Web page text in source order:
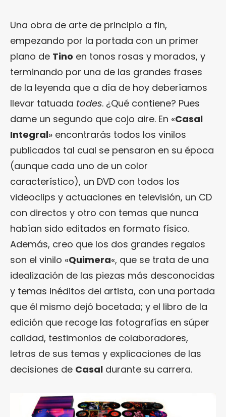
Una obra de arte de principio a fin,
empezando por la portada con un primer
plano de Tino en tonos rosas y morados, y
terminando por una de las grandes frases
de la leyenda que a día de hoy deberíamos
llevar tatuada todes. ¿Qué contiene? Pues
dame un segundo que cojo aire. En «Casal
Integral» encontrarás todos los vinilos
publicados tal cual se pensaron en su época
(aunque cada uno de un color
característico), un DVD con todos los
videoclips y actuaciones en televisión, un CD
con directos y otro con temas que nunca
habían sido editados en formato físico.
Además, creo que los dos grandes regalos
son el vinilo «Quimera«, que se trata de una
idealización de las piezas más desconocidas
y temas inéditos del artista, con una portada
que él mismo dejó bocetada; y el libro de la
edición que recoge las fotografías en súper
calidad, testimonios de colaboradores,
letras de sus temas y explicaciones de las
decisiones de Casal durante su carrera.